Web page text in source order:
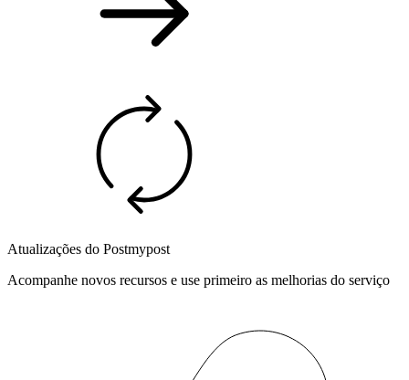
Atualizações do Postmypost
Acompanhe novos recursos e use primeiro as melhorias do serviço